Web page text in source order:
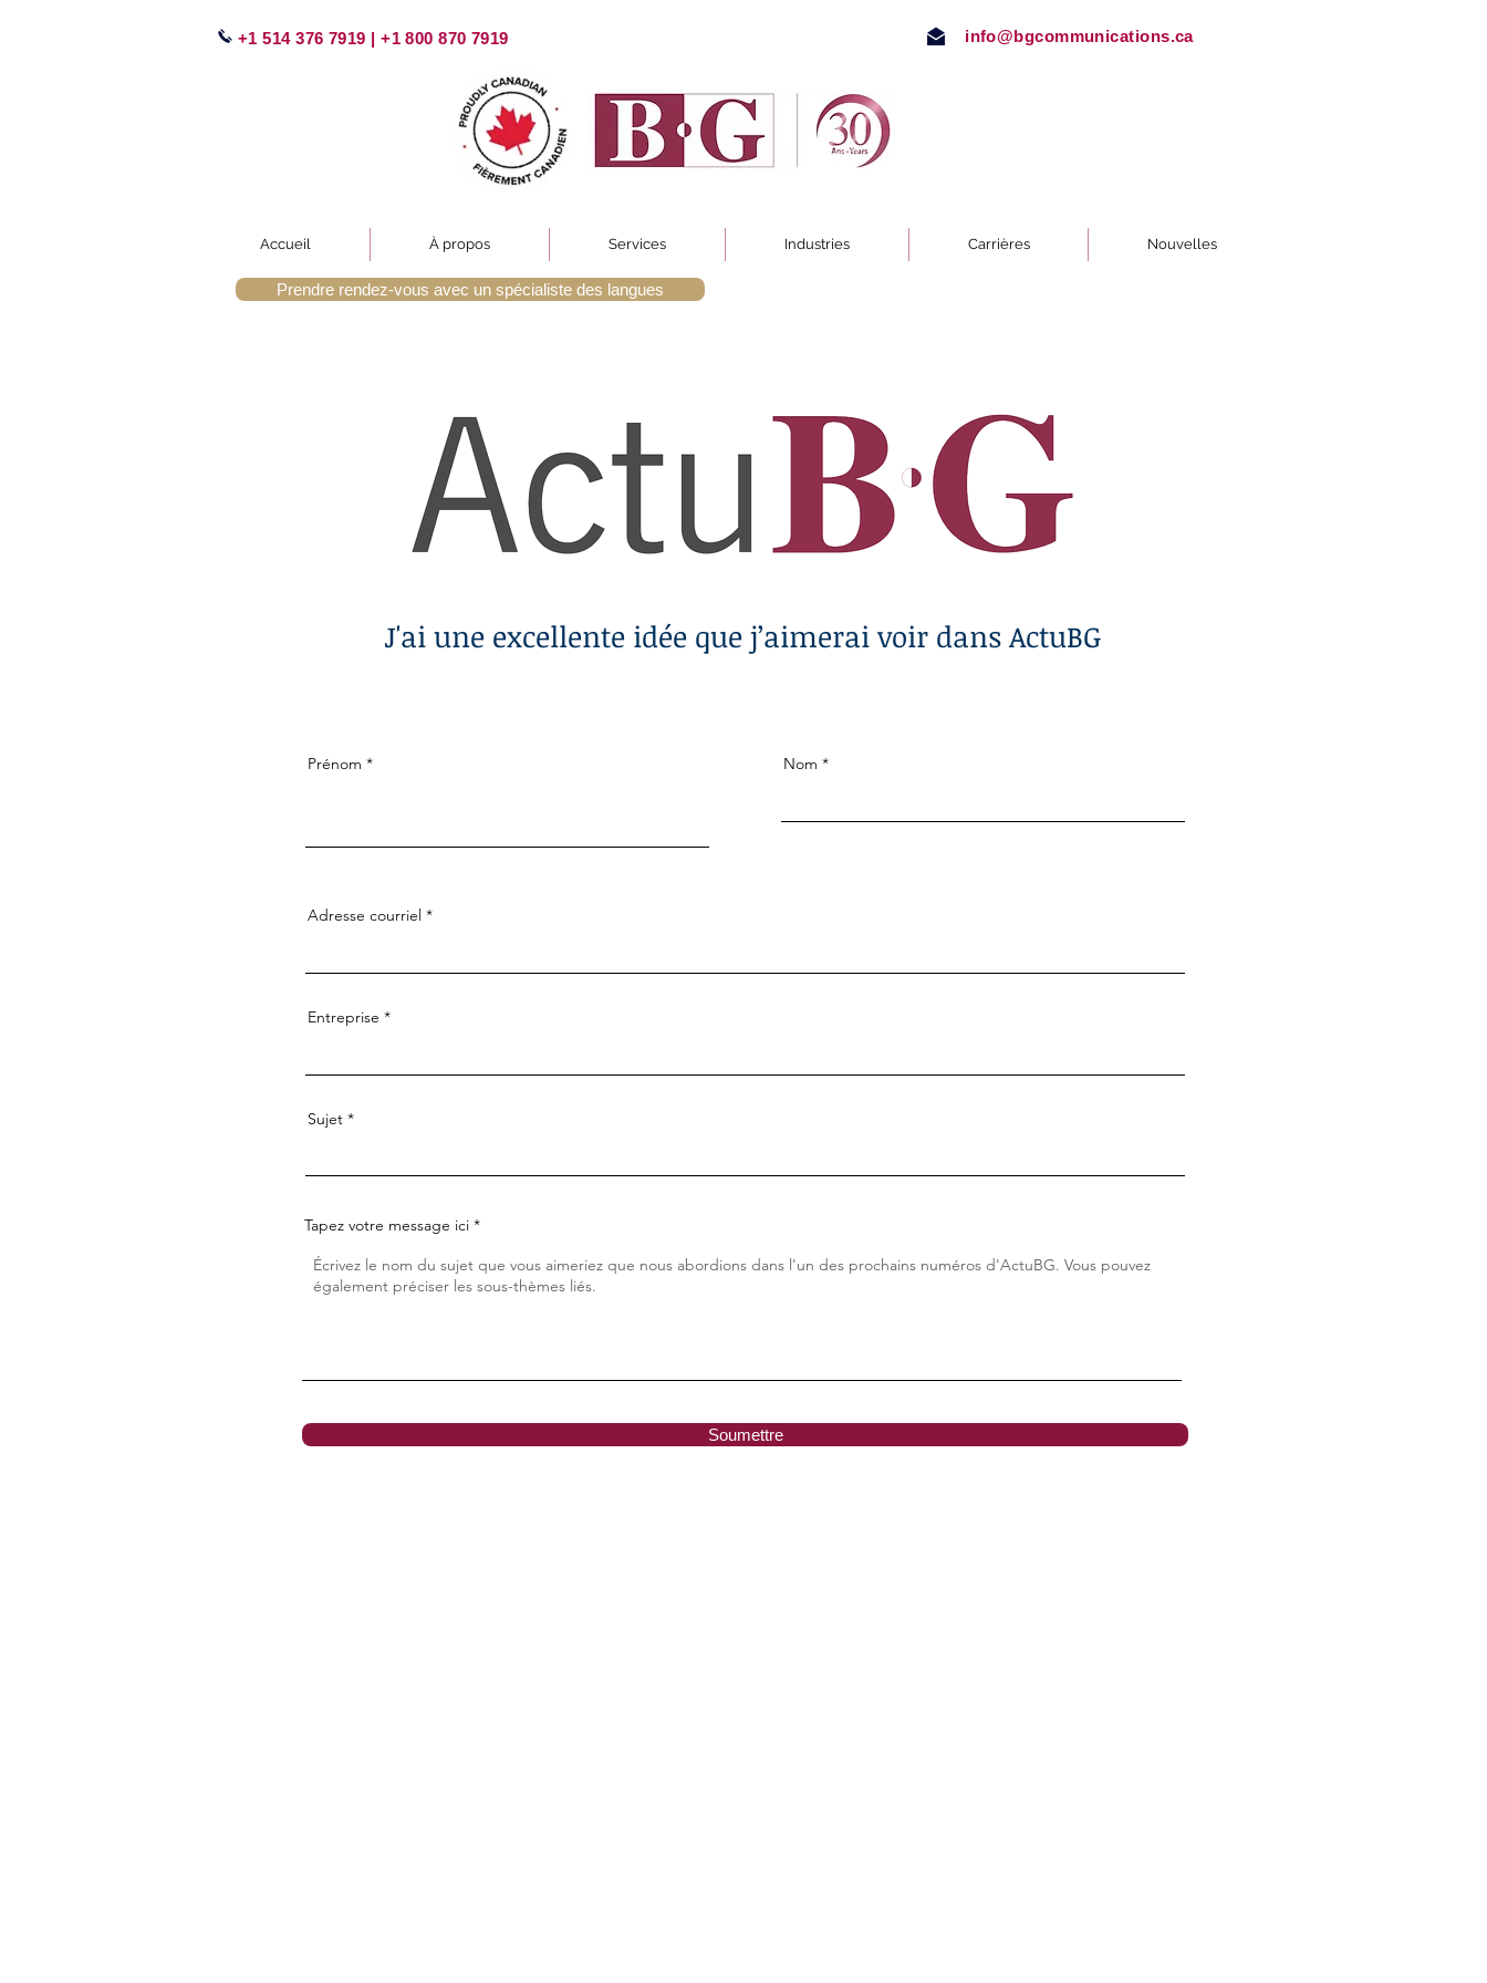
+1 514 376 7919 | +1 800 870 7919 info@bgcommunications.ca
Accueil À propos Services Industries Carrières Nouvelles
J'ai une excellente idée que j’aimerai voir dans ActuBG
Prénom Nom
Adresse courriel
Entreprise
Sujet
Tapez votre message ici
Soumettre
Prendre rendez-vous avec un spécialiste des langues